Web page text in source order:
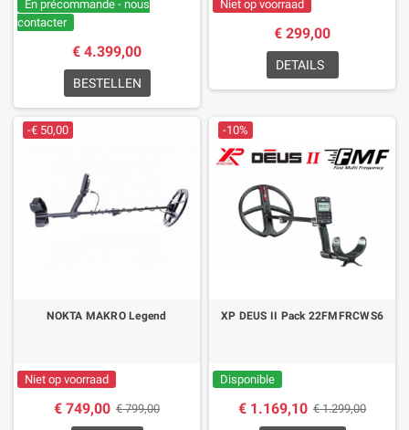
En précommande - nous
contacter
€ 4.399,00
BESTELLEN
Niet op voorraad
€ 299,00
DETAILS
-€ 50,00
NOKTA MAKRO Legend
Niet op voorraad
€ 749,00 € 799,00
-10%
XP DEUS II Pack 22FMFRCWS6
Disponible
€ 1.169,10 € 1.299,00